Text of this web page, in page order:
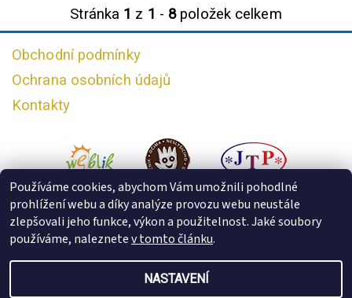
Stránka 1 z 1 - 8položek celkem
Obchodní podmínky
Ochrana osobních údajů
Kontakty
Používáme cookies, abychom Vám umožnili pohodlné
prohlížení webu a díky analýze provozu webu neustále
zlepšovali jeho funkce, výkon a použitelnost. Jaké soubory
používáme, naleznetev tomto článku.
NASTAVENÍ